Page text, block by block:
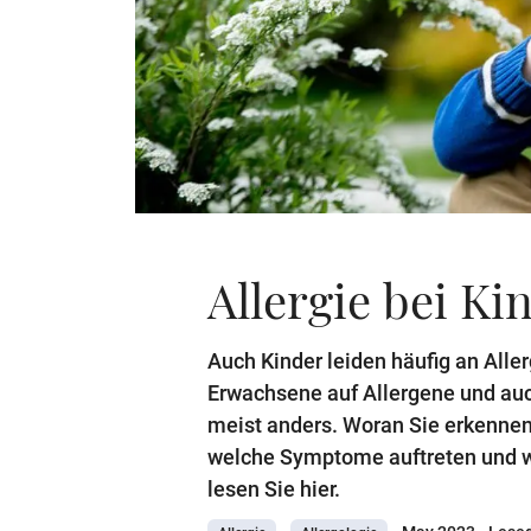
Allergie bei
Auch Kinder leiden häufig an
Erwachsene auf Allergene und
meist anders. Woran Sie
welche Symptome auftreten und
lesen Sie hier.